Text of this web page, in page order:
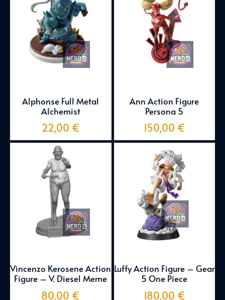
Alphonse Full Metal
Alchemist
22,00 €
Ann Action Figure
Persona 5
150,00 €
Vincenzo Kerosene Action
Figure – V. Diesel Meme
80,00 €
Luffy Action Figure – Gear
5 One Piece
180,00 €